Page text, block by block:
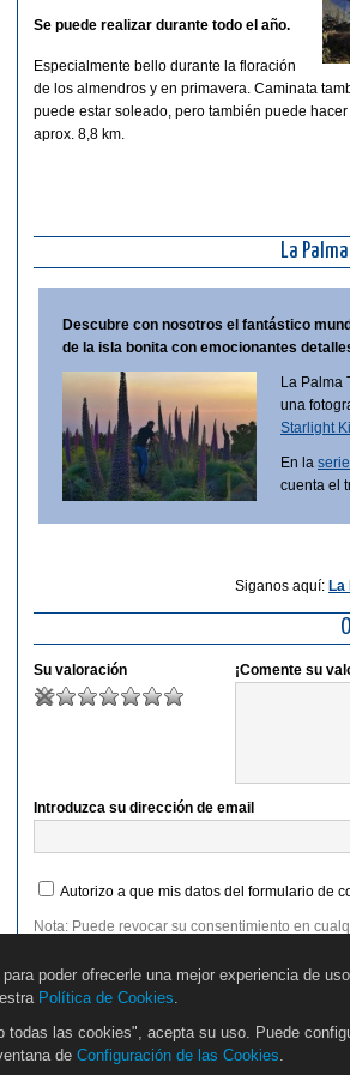
Se puede realizar durante todo el año.
Especialmente bello durante la floración
de los almendros y en primavera. Caminata
puede estar soleado, pero también puede
aprox. 8,8 km.
La
Descubre con nosotros el fantástico
de la isla bonita con emocionantes
La Palma
una
Starlight
En la
cuenta el
Siganos aquí: La
Su valoración ¡Comente su
Introduzca su dirección de email
Autorizo a que mis datos del formulario de
Nota: Puede revocar su consentimiento en
poder ofrecerle una mejor experiencia de
Política de Cookies.
todas las cookies", acepta su uso. Puede
de Configuración de las Cookies.